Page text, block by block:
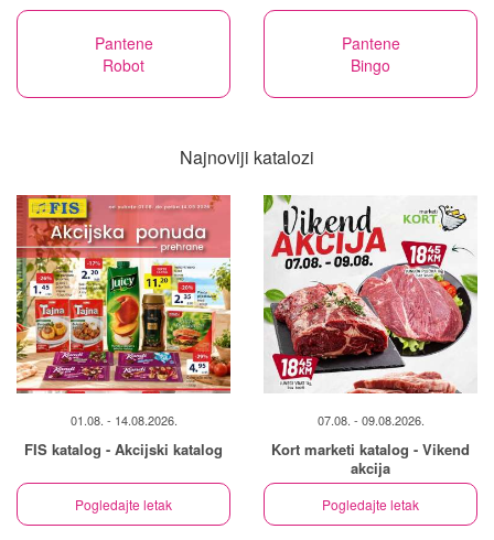
Pantene
Robot
Pantene
Bingo
Najnoviji katalozi
01.08. - 14.08.2026.
FIS katalog - Akcijski katalog
Pogledajte letak
07.08. - 09.08.2026.
Kort marketi katalog - Vikend
akcija
Pogledajte letak